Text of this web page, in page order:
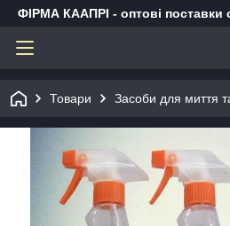
ФІРМА КААПРІ - оптові поставки
Товари Засоби для миття